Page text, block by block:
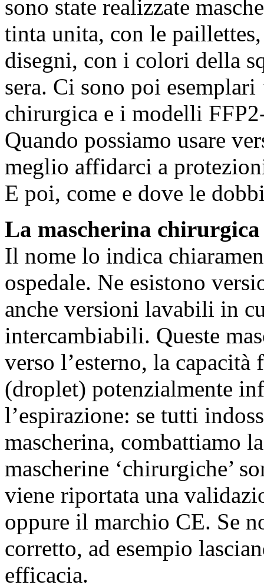
sono state realizzate
tinta unita, con le
disegni, con i colori della
sera. Ci sono poi esemplari
chirurgica e i modelli
Quando possiamo usare
meglio affidarci a
E poi, come e dove le
La mascherina chirurgica
Il nome lo indica
ospedale. Ne esistono
anche versioni lavabili in
intercambiabili. Queste
verso l’esterno, la
(droplet) potenzialmente
l’espirazione: se tutti
mascherina, combattiamo
mascherine ‘chirurgiche’
viene riportata una
oppure il marchio CE. Se
corretto, ad esempio
efficacia.